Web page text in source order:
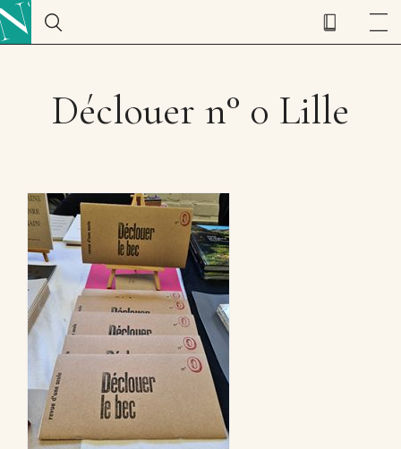
Déclouer n° 0 Lille